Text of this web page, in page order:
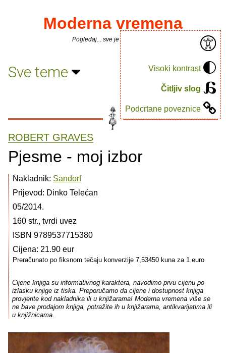
Visoki kontrast
Čitljiv slog
Podcrtane poveznice
Moderna vremena
Pogledaj... sve je puno knjiga.
Sve teme
ROBERT GRAVES
Pjesme - moj izbor
Nakladnik: Sandorf
Prijevod: Dinko Telećan
05/2014.
160 str., tvrdi uvez
ISBN 9789537715380
Cijena: 21.90 eur
Preračunato po fiksnom tečaju konverzije 7,53450 kuna za 1 euro
Cijene knjiga su informativnog karaktera, navodimo prvu cijenu po
izlasku knjige iz tiska. Preporučamo da cijene i dostupnost knjiga
provjerite kod nakladnika ili u knjižarama! Moderna vremena više se
ne bave prodajom knjiga, potražite ih u knjižarama, antikvarijatima ili
u knjižnicama.